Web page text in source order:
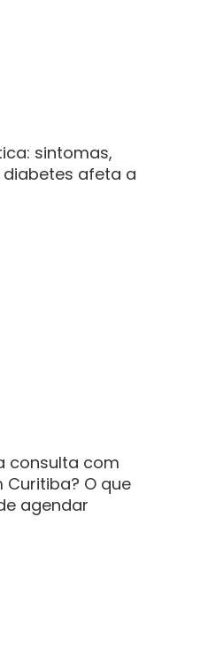
sintomas,
afeta a
consulta com
O que
agendar